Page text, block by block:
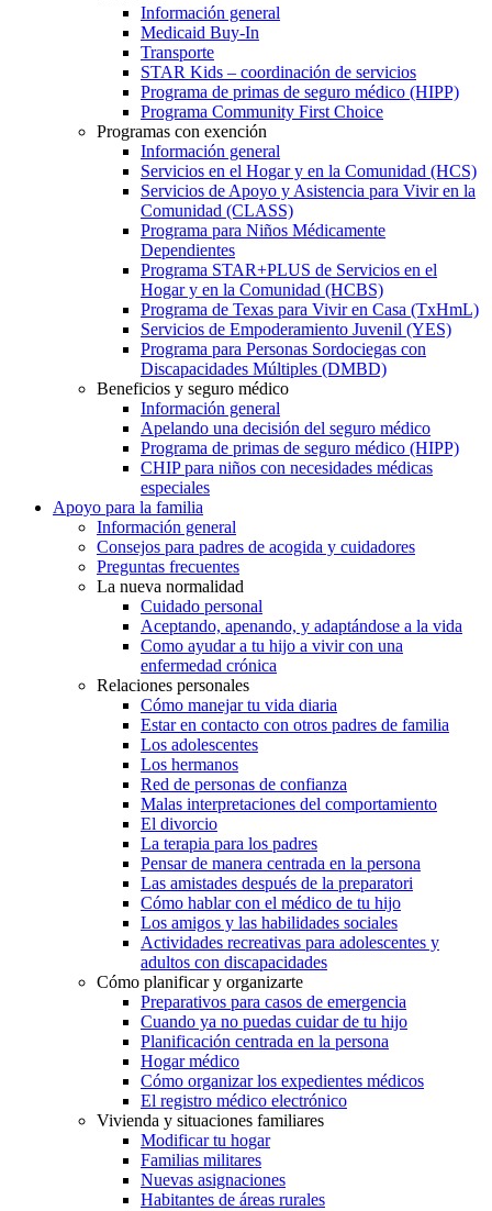
Información general
Medicaid Buy-In
Transporte
STAR Kids – coordinación de servicios
Programa de primas de seguro médico (HIPP)
Programa Community First Choice
Programas con exención
Información general
Servicios en el Hogar y en la Comunidad (HCS)
Servicios de Apoyo y Asistencia para Vivir en la
Comunidad (CLASS)
Programa para Niños Médicamente
Dependientes
Programa STAR+PLUS de Servicios en el
Hogar y en la Comunidad (HCBS)
Programa de Texas para Vivir en Casa (TxHmL)
Servicios de Empoderamiento Juvenil (YES)
Programa para Personas Sordociegas con
Discapacidades Múltiples (DMBD)
Beneficios y seguro médico
Información general
Apelando una decisión del seguro médico
Programa de primas de seguro médico (HIPP)
CHIP para niños con necesidades médicas
especiales
Apoyo para la familia
Información general
Consejos para padres de acogida y cuidadores
Preguntas frecuentes
La nueva normalidad
Cuidado personal
Aceptando, apenando, y adaptándose a la vida
Como ayudar a tu hijo a vivir con una
enfermedad crónica
Relaciones personales
Cómo manejar tu vida diaria
Estar en contacto con otros padres de familia
Los adolescentes
Los hermanos
Red de personas de confianza
Malas interpretaciones del comportamiento
El divorcio
La terapia para los padres
Pensar de manera centrada en la persona
Las amistades después de la preparatori
Cómo hablar con el médico de tu hijo
Los amigos y las habilidades sociales
Actividades recreativas para adolescentes y
adultos con discapacidades
Cómo planificar y organizarte
Preparativos para casos de emergencia
Cuando ya no puedas cuidar de tu hijo
Planificación centrada en la persona
Hogar médico
Cómo organizar los expedientes médicos
El registro médico electrónico
Vivienda y situaciones familiares
Modificar tu hogar
Familias militares
Nuevas asignaciones
Habitantes de áreas rurales